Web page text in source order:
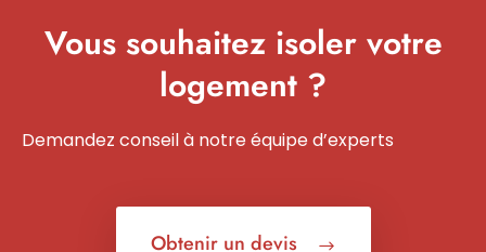
Vous souhaitez isoler votre
logement ?
Demandez conseil à notre équipe d’experts
Obtenir un devis